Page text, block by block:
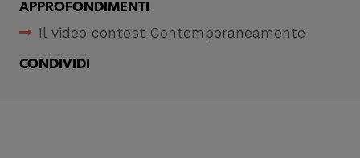
APPROFONDIMENTI
Il video contest Contemporaneamente
CONDIVIDI